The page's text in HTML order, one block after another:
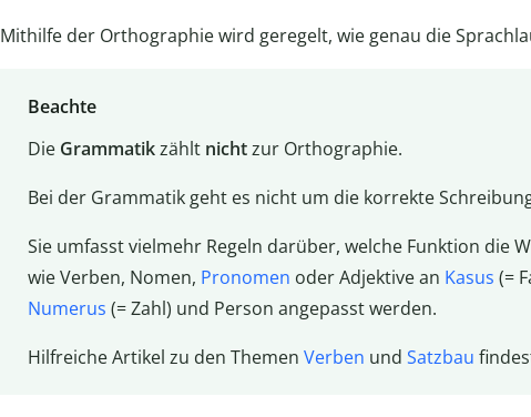
Mithilfe der Orthographie wird geregelt, wie genau die
Beachte
Die Grammatikzählt nichtzur Orthographie.
Bei der Grammatik geht es nicht um die korrekte
Sie umfasst vielmehr Regeln darüber, welche Funktion die
wie Verben, Nomen, Pronomen oder Adjektive an Kasus (=
Numerus (= Zahl) und Person angepasst werden.
Hilfreiche Artikel zu den Themen Verben und Satzbau